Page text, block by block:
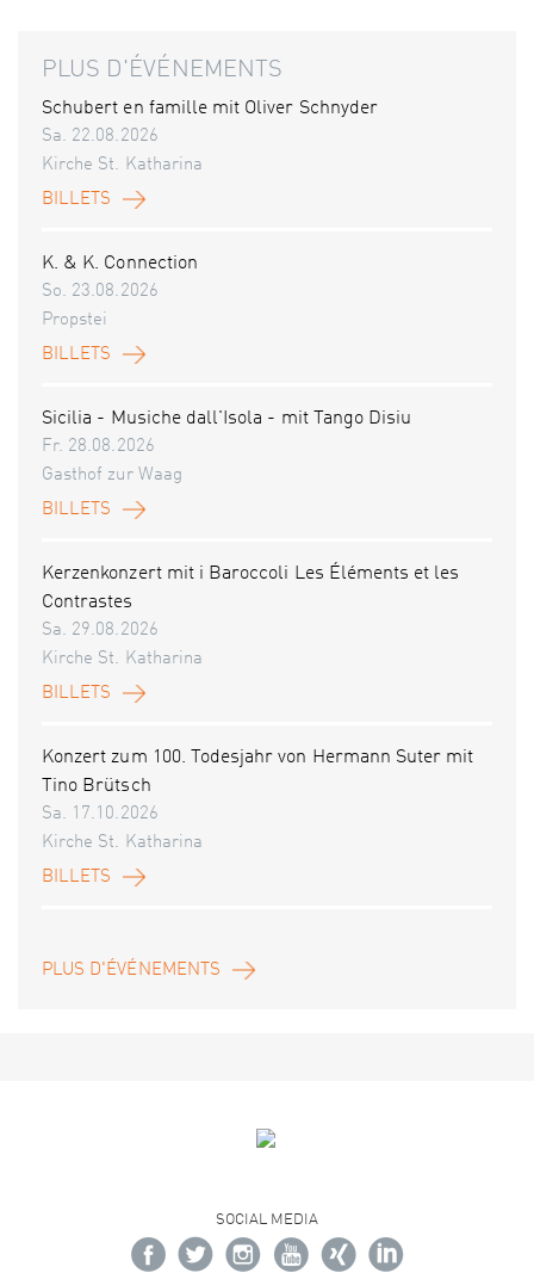
PLUS D'ÉVÉNEMENTS
Schubert en famille mit Oliver Schnyder
Sa. 22.08.2026
Kirche St. Katharina
BILLETS
K. & K. Connection
So. 23.08.2026
Propstei
BILLETS
Sicilia - Musiche dall'Isola - mit Tango Disiu
Fr. 28.08.2026
Gasthof zur Waag
BILLETS
Kerzenkonzert mit i Baroccoli Les Éléments et les
Contrastes
Sa. 29.08.2026
Kirche St. Katharina
BILLETS
Konzert zum 100. Todesjahr von Hermann Suter mit
Tino Brütsch
Sa. 17.10.2026
Kirche St. Katharina
BILLETS
PLUS D'ÉVÉNEMENTS
SOCIAL MEDIA